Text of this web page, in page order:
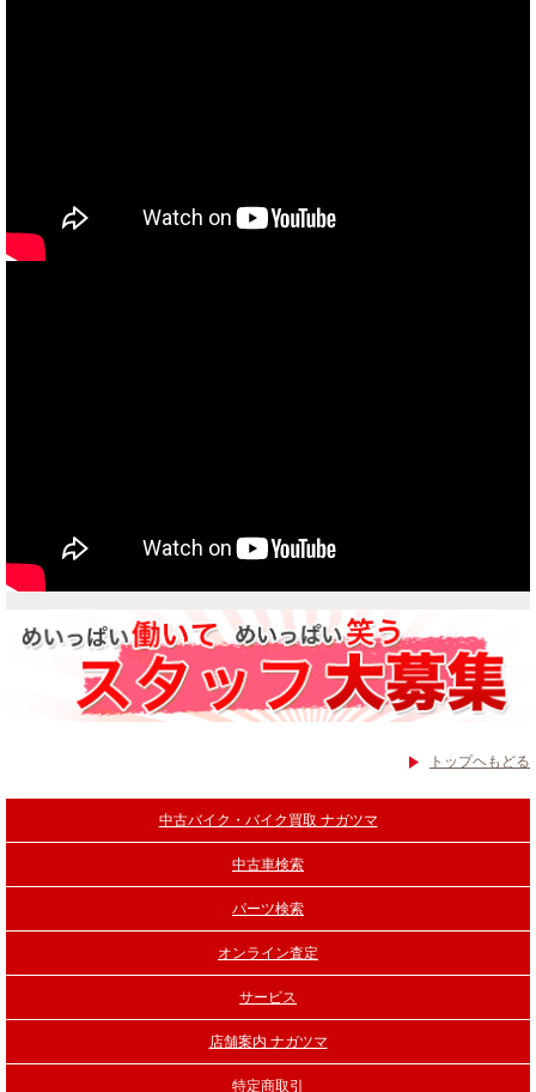
トップヘもどる
中古バイク・バイク買取 ナガツマ
中古車検索
パーツ検索
オンライン査定
サービス
店舗案内 ナガツマ
特定商取引